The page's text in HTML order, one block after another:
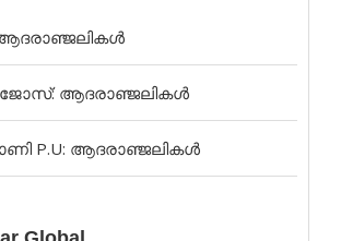
ആദരാഞ്ജലികൾ
ജോസ്: ആദരാഞ്ജലികൾ
P.U: ആദരാഞ്ജലികൾ